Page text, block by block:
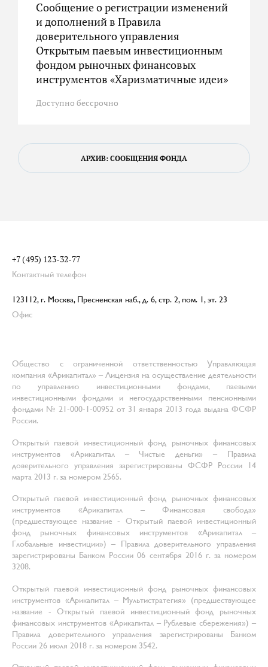
Сообщение о регистрации изменений
и дополнений в Правила
доверительного управления
Открытым паевым инвестиционным
фондом рыночных финансовых
инструментов «Харизматичные идеи»
Доступно бессрочно
АРХИВ: СООБЩЕНИЯ ФОНДА
+7 (495) 123-32-77
Контактный телефон
123112, г. Москва, Пресненская наб., д. 6, стр. 2, пом. 1, эт. 23
Офис
Общество с ограниченной ответственностью Управляющая
компания «Арикапитал» – Лицензия на осуществление деятельности
по управлению инвестиционными фондами, паевыми
инвестиционными фондами и негосударственными пенсионными
фондами № 21-000-1-00952 от 31 января 2013 года выдана ФСФР
России.
Открытый паевой инвестиционный фонд рыночных финансовых
инструментов «Арикапитал – Чистые деньги» – Правила
доверительного управления зарегистрированы ФСФР России 14
марта 2013 г. за номером 2565.
Открытый паевой инвестиционный фонд рыночных финансовых
инструментов «Арикапитал – Финансовая свобода»
(предшествующее название - Открытый паевой инвестиционный
фонд рыночных финансовых инструментов «Арикапитал –
Глобальные инвестиции») – Правила доверительного управления
зарегистрированы Банком России 06 сентября 2016 г. за номером
3208.
Открытый паевой инвестиционный фонд рыночных финансовых
инструментов «Арикапитал – Мультистратегия» (предшествующее
название - Открытый паевой инвестиционный фонд рыночных
финансовых инструментов «Арикапитал – Рублевые сбережения») –
Правила доверительного управления зарегистрированы Банком
России 26 июля 2018 г. за номером 3542.